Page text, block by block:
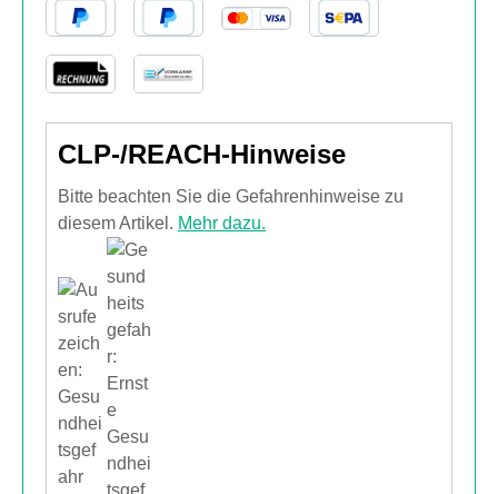
CLP-/REACH-Hinweise
Bitte beachten Sie die Gefahrenhinweise zu
diesem Artikel. Mehr dazu.